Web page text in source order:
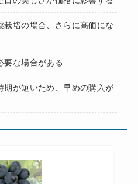
栽培の場合、さらに高価にな
要な場合がある
期が短いため、早めの購入が